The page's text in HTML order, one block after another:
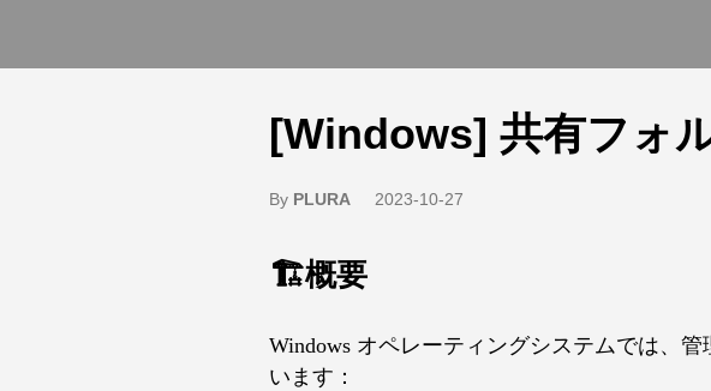
[Windows] 共有フォ
By PLURA 2023-10-27
🏗️概要
Windows オペレーティングシステムでは、
います：